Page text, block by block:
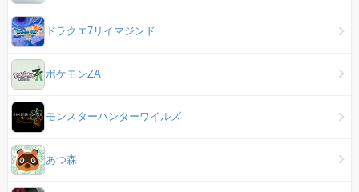
ドラクエ7リイマジンド
ポケモンZA
モンスターハンターワイルズ
あつ森